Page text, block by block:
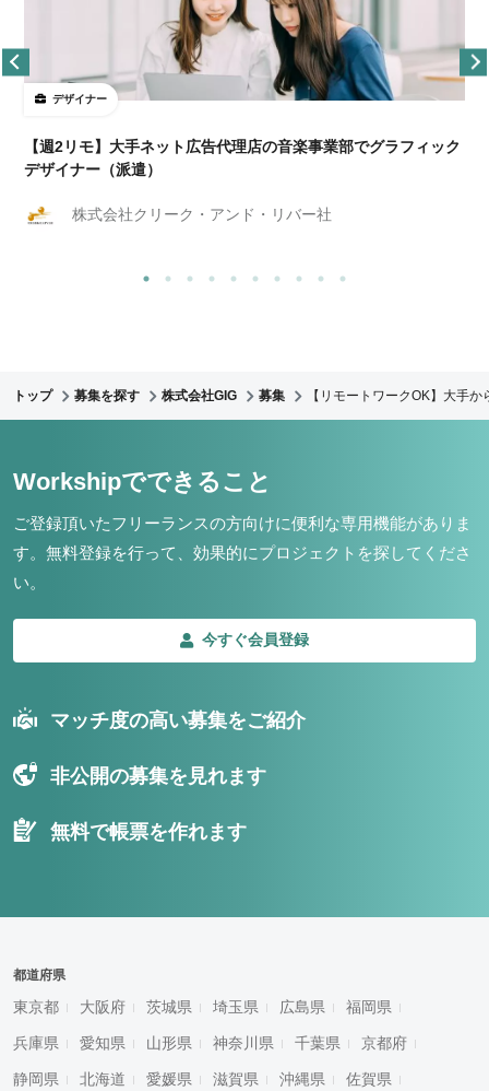
デザイナー
【週2リモ】大手ネット広告代理店の音楽事業部でグラフィック
デザイナー（派遣）
株式会社クリーク・アンド・リバー社
トップ 募集を探す 株式会社GIG 募集 【リモートワークOK】大手
Workshipでできること
ご登録頂いたフリーランスの方向けに便利な専用機能がありま
す。 無料登録を行って、効果的にプロジェクトを探してくださ
い。
今すぐ会員登録
マッチ度の高い募集をご紹介
非公開の募集を見れます
無料で帳票を作れます
都道府県
東京都 大阪府 茨城県 埼玉県 広島県 福岡県
兵庫県 愛知県 山形県 神奈川県 千葉県 京都府
静岡県 北海道 愛媛県 滋賀県 沖縄県 佐賀県